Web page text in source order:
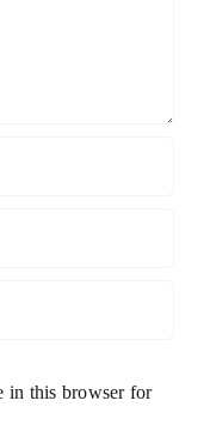
in this browser for